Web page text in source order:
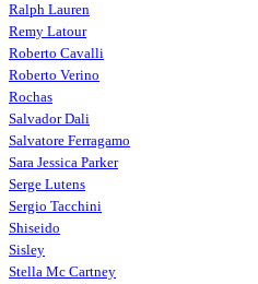
Ralph Lauren
Remy Latour
Roberto Cavalli
Roberto Verino
Rochas
Salvador Dali
Salvatore Ferragamo
Sara Jessica Parker
Serge Lutens
Sergio Tacchini
Shiseido
Sisley
Stella Mc Cartney